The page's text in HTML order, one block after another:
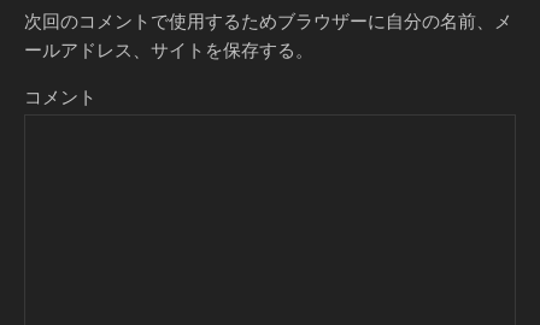
次回のコメントで使用するためブラウザーに自分の名前、メ
ールアドレス、サイトを保存する。
コメント